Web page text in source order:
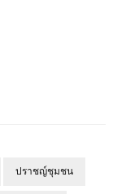
ปราชญ์ชุมชน